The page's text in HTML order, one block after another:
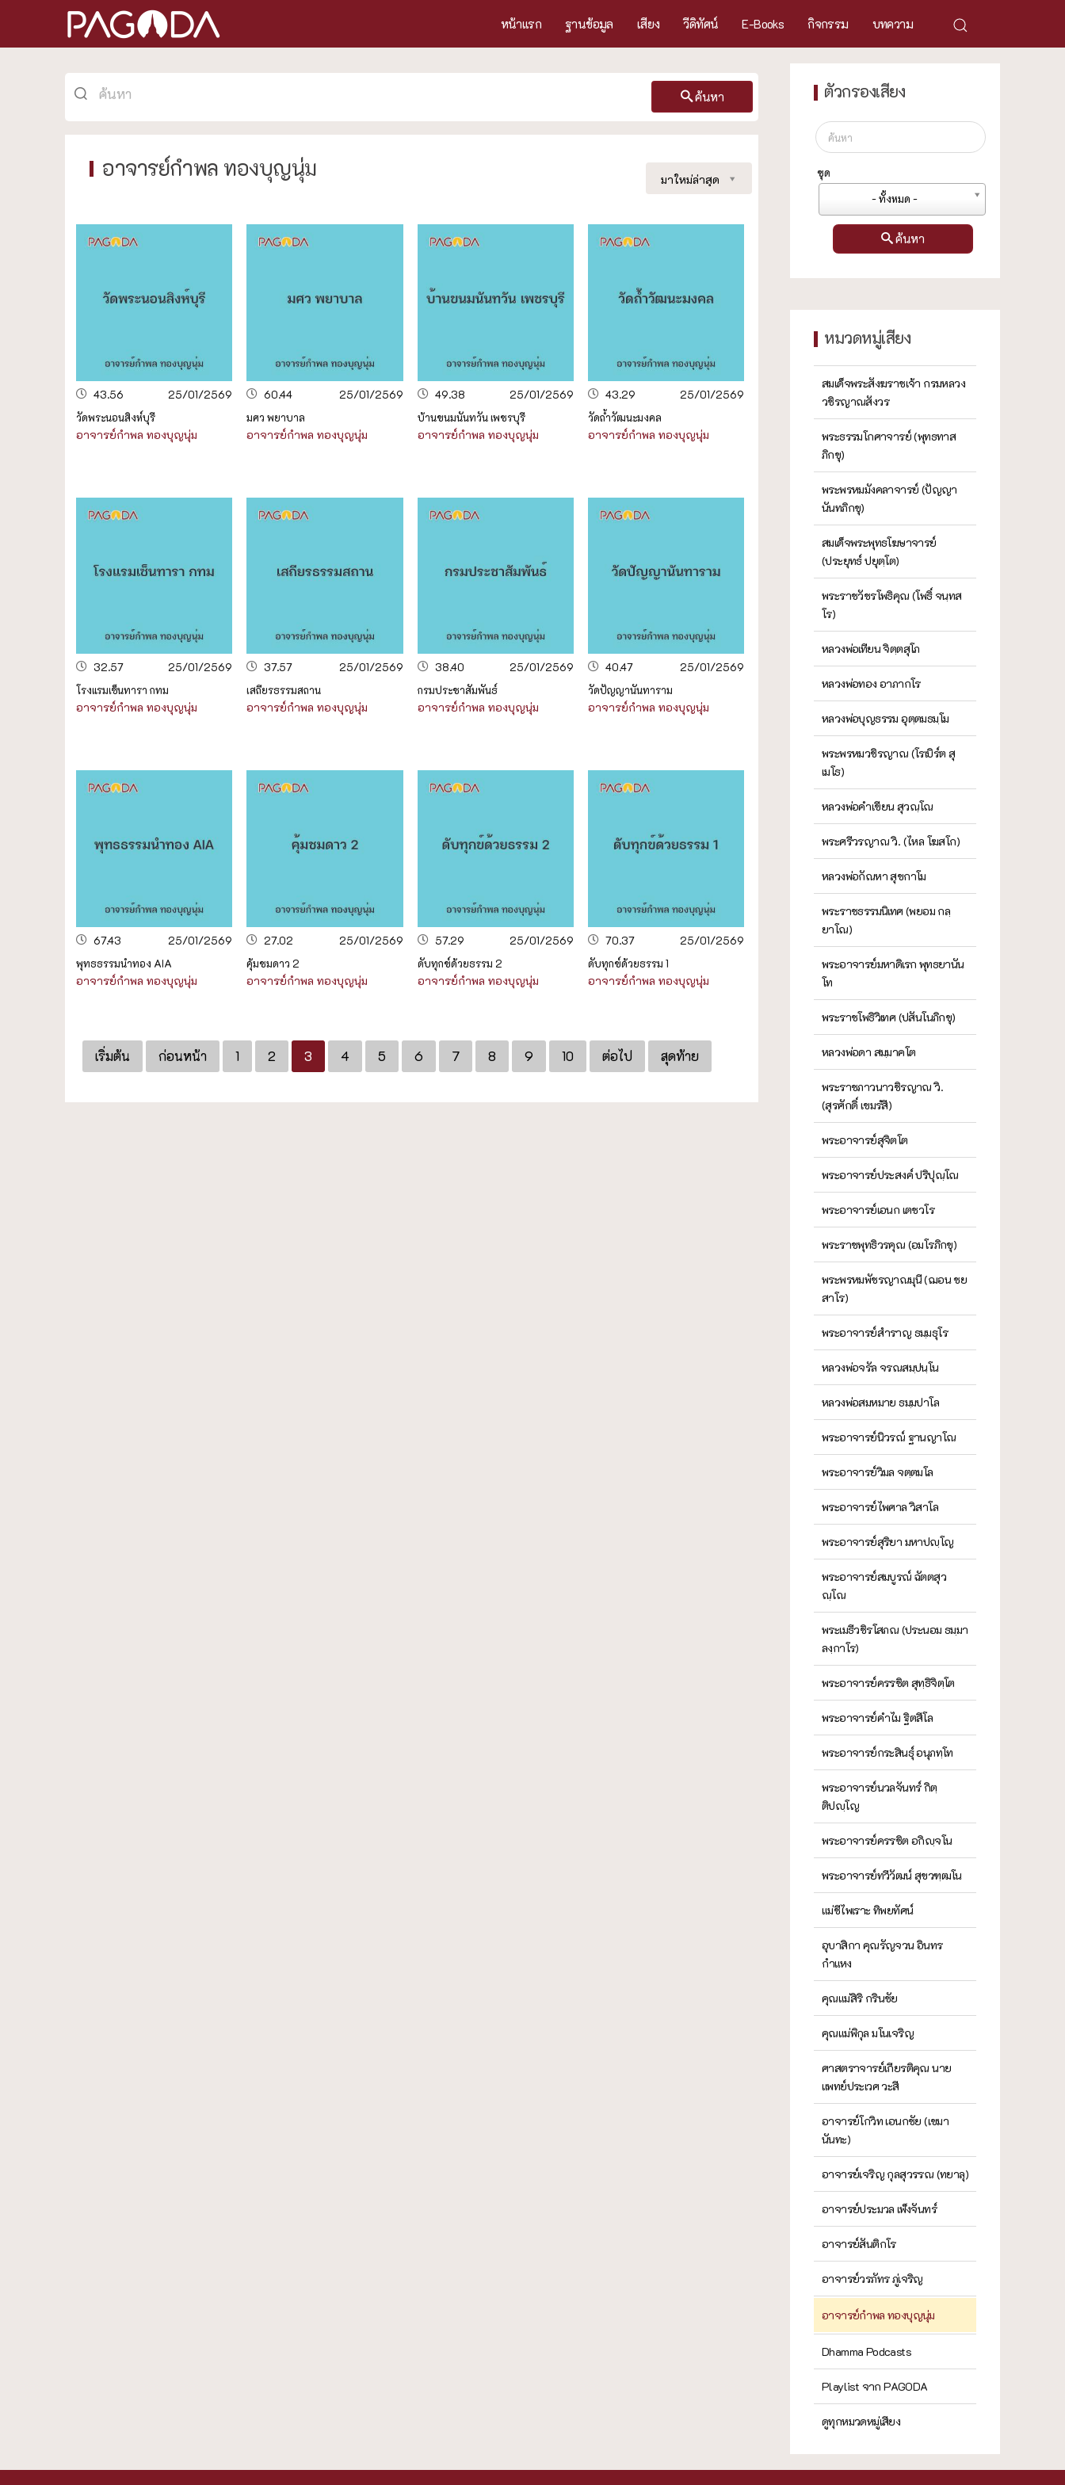
หน้าแรก ฐานข้อมูล เสียง วีดิทัศน์ E-Books กิจกรรม บทความ
อาจารย์กำพล ทองบุญนุ่ม
ค้นหา
มาใหม่ล่าสุด
43.56
25/01/2569
วัดพระนอนสิงห์บุรี
อาจารย์กำพล ทองบุญนุ่ม
60.44
25/01/2569
มศว พยาบาล
อาจารย์กำพล ทองบุญนุ่ม
49.38
25/01/2569
บ้านขนมนันทวัน เพชรบุรี
อาจารย์กำพล ทองบุญนุ่ม
43.29
25/01/2569
วัดถ้ำวัฒนะมงคล
อาจารย์กำพล ทองบุญนุ่ม
32.57
25/01/2569
โรงแรมเซ็นทารา กทม
อาจารย์กำพล ทองบุญนุ่ม
37.57
25/01/2569
เสถียรธรรมสถาน
อาจารย์กำพล ทองบุญนุ่ม
38.40
25/01/2569
กรมประชาสัมพันธ์
อาจารย์กำพล ทองบุญนุ่ม
40.47
25/01/2569
วัดปัญญานันทาราม
อาจารย์กำพล ทองบุญนุ่ม
67.43
25/01/2569
พุทธธรรมนำทอง AIA
อาจารย์กำพล ทองบุญนุ่ม
27.02
25/01/2569
คุ้มชมดาว 2
อาจารย์กำพล ทองบุญนุ่ม
57.29
25/01/2569
ดับทุกข์ด้วยธรรม 2
อาจารย์กำพล ทองบุญนุ่ม
70.37
25/01/2569
ดับทุกข์ด้วยธรรม 1
อาจารย์กำพล ทองบุญนุ่ม
เริ่มต้น ก่อนหน้า 1 2 3 4 5 6 7 8 9 10 ต่อไป สุดท้าย
ตัวกรองเสียง
ชุด
- ทั้งหมด -
ค้นหา
หมวดหมู่เสียง
สมเด็จพระสังฆราชเจ้า กรมหลวง
วชิรญาณสังวร
พระธรรมโกศาจารย์ (พุทธทาส
ภิกขุ)
พระพรหมมังคลาจารย์ (ปัญญา
นันทภิกขุ)
สมเด็จพระพุทธโฆษาจารย์
(ประยุทธ์ ปยุตฺโต)
พระราชวัชรโพธิคุณ (โพธิ์ จนฺทส
โร)
หลวงพ่อเทียน จิตฺตสุโภ
หลวงพ่อทอง อาภากโร
หลวงพ่อบุญธรรม อุตฺตมธมฺโม
พระพรหมวชิรญาณ (โรเบิร์ต สุ
เมโธ)
หลวงพ่อคำเขียน สุวณฺโณ
พระศรีวรญาณ วิ. (ไหล โฆสโก)
หลวงพ่อกัณหา สุขกาโม
พระราชธรรมนิเทศ (พยอม กลฺ
ยาโณ)
พระอาจารย์มหาดิเรก พุทธยานัน
โท
พระราชโพธิวิเทศ (ปสันโนภิกขุ)
หลวงพ่อดา สมฺมาคโต
พระราชภาวนาวชิรญาณ วิ.
(สุรศักดิ์ เขมรํสี)
พระอาจารย์สุจิตโต
พระอาจารย์ประสงค์ ปริปุณฺโณ
พระอาจารย์เอนก เตชวโร
พระราชพุทธิวรคุณ (อมโรภิกขุ)
พระพรหมพัชรญาณมุนี (ฌอน ชย
สาโร)
พระอาจารย์สำราญ ธมฺมธุโร
หลวงพ่อจรัล จรณสมฺปนฺโน
หลวงพ่อสมหมาย ธมฺมปาโล
พระอาจารย์นิวรณ์ ฐานญาโณ
พระอาจารย์วิมล จตฺตมโล
พระอาจารย์ไพศาล วิสาโล
พระอาจารย์สุริยา มหาปญฺโญ
พระอาจารย์สมบูรณ์ ฉัตตสุว
ณฺโณ
พระเมธีวชิรโสภณ (ประนอม ธมฺมา
ลงฺกาโร)
พระอาจารย์ครรชิต สุทฺธิจิตฺโต
พระอาจารย์คำไม ฐิตสีโล
พระอาจารย์กระสินธุ์ อนุภทฺโท
พระอาจารย์นวลจันทร์ กิตฺ
ติปญฺโญ
พระอาจารย์ครรชิต อกิญฺจโน
พระอาจารย์ทวีวัฒน์ สุขวฑฺฒโน
แม่ชีไพเราะ ทิพยทัศน์
อุบาสิกา คุณรัญจวน อินทร
กำแหง
คุณแม่สิริ กรินชัย
คุณแม่พิกุล มโนเจริญ
ศาสตราจารย์เกียรติคุณ นาย
แพทย์ประเวศ วะสี
อาจารย์โกวิท เอนกชัย (เขมา
นันทะ)
อาจารย์เจริญ กุลสุวรรณ (ทยาลุ)
อาจารย์ประมวล เพ็งจันทร์
อาจารย์สันติกโร
อาจารย์วรภัทร ภู่เจริญ
อาจารย์กำพล ทองบุญนุ่ม
Dhamma Podcasts
Playlist จาก PAGODA
ดูทุกหมวดหมู่เสียง